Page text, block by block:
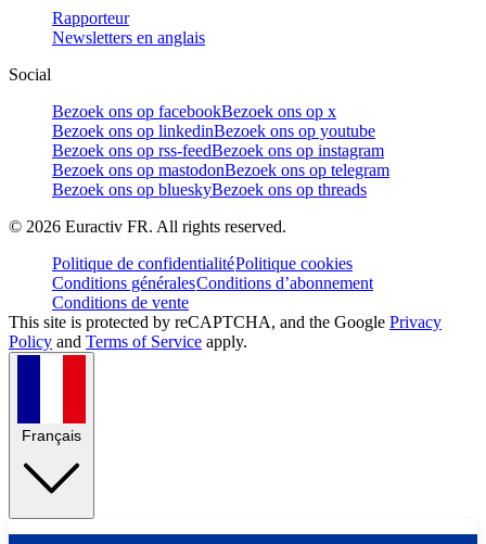
Rapporteur
Newsletters en anglais
Social
Bezoek ons op facebookBezoek ons op x
Bezoek ons op linkedinBezoek ons op youtube
Bezoek ons op rss-feedBezoek ons op instagram
Bezoek ons op mastodonBezoek ons op telegram
Bezoek ons op blueskyBezoek ons op threads
© 2026 Euractiv FR. All rights reserved.
Politique de confidentialitéPolitique cookies
Conditions généralesConditions d’abonnement
Conditions de vente
This site is protected by reCAPTCHA, and the Google Privacy
Policy and Terms of Service apply.
Français